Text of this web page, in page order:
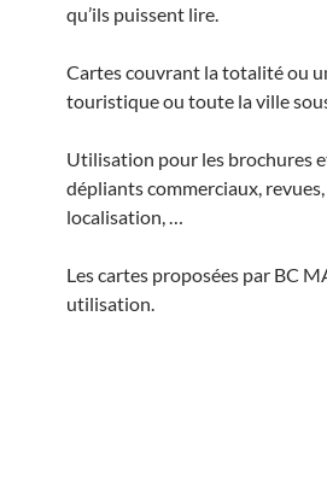
qu’ils puissent lire.
Cartes couvrant la totalité ou
touristique ou toute la ville
Utilisation pour les brochures
dépliants commerciaux,
localisation, …
Les cartes proposées par BC
utilisation.